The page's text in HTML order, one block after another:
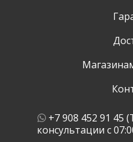
+7 908 452 91 45
консультации с